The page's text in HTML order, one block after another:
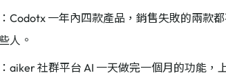
Codotx 一年內四款產品，銷售失敗的兩款
人。
aiker 社群平台 AI 一天做完一個月的功能，